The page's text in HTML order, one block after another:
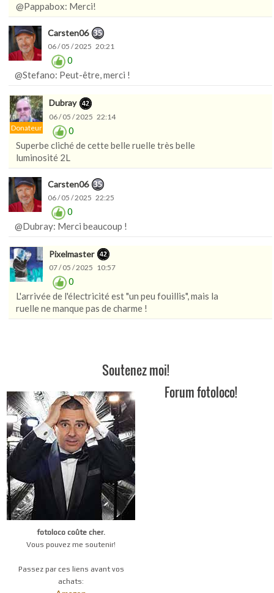
@Pappabox: Merci!
Carsten06
06 / 05 / 2025 20:21
0
@Stefano: Peut-être, merci !
Donateur
Dubray
06 / 05 / 2025 22:14
0
Superbe cliché de cette belle ruelle très belle
luminosité 2L
Carsten06
06 / 05 / 2025 22:25
0
@Dubray: Merci beaucoup !
Pixelmaster
07 / 05 / 2025 10:57
0
L'arrivée de l'électricité est "un peu fouillis", mais la
ruelle ne manque pas de charme !
Soutenez moi!
fotoloco coûte cher.
Vous pouvez me soutenir!
Passez par ces liens avant vos
achats:
Forum fotoloco!